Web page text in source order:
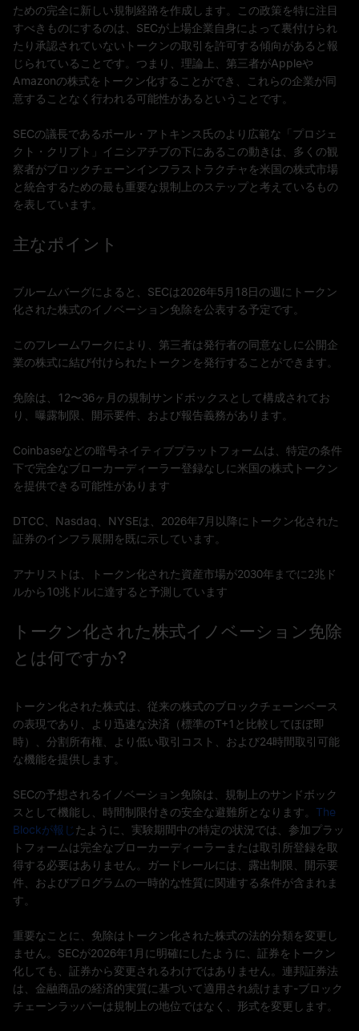
ための完全に新しい規制経路を作成します。この政策を特に注目
すべきものにするのは、SECが上場企業自身によって裏付けられ
たり承認されていないトークンの取引を許可する傾向があると報
じられていることです。つまり、理論上、第三者がAppleや
Amazonの株式をトークン化することができ、これらの企業が同
意することなく行われる可能性があるということです。
SECの議長であるポール・アトキンス氏のより広範な「プロジェ
クト・クリプト」イニシアチブの下にあるこの動きは、多くの観
察者がブロックチェーンインフラストラクチャを米国の株式市場
と統合するための最も重要な規制上のステップと考えているもの
を表しています。
主なポイント
ブルームバーグによると、SECは2026年5月18日の週にトークン
化された株式のイノベーション免除を公表する予定です。
このフレームワークにより、第三者は発行者の同意なしに公開企
業の株式に結び付けられたトークンを発行することができます。
免除は、12〜36ヶ月の規制サンドボックスとして構成されてお
り、曝露制限、開示要件、および報告義務があります。
Coinbaseなどの暗号ネイティブプラットフォームは、特定の条件
下で完全なブローカーディーラー登録なしに米国の株式トークン
を提供できる可能性があります
DTCC、Nasdaq、NYSEは、2026年7月以降にトークン化された
証券のインフラ展開を既に示しています。
アナリストは、トークン化された資産市場が2030年までに2兆ド
ルから10兆ドルに達すると予測しています
トークン化された株式イノベーション免除
とは何ですか?
トークン化された株式は、従来の株式のブロックチェーンベース
の表現であり、より迅速な決済（標準のT+1と比較してほぼ即
時）、分割所有権、より低い取引コスト、および24時間取引可能
な機能を提供します。
SECの予想されるイノベーション免除は、規制上のサンドボック
スとして機能し、時間制限付きの安全な避難所となります。 The
Blockが報じたように、実験期間中の特定の状況では、参加プラッ
トフォームは完全なブローカーディーラーまたは取引所登録を取
得する必要はありません。ガードレールには、露出制限、開示要
件、およびプログラムの一時的な性質に関連する条件が含まれま
す。
重要なことに、免除はトークン化された株式の法的分類を変更し
ません。SECが2026年1月に明確にしたように、証券をトークン
化しても、証券から変更されるわけではありません。連邦証券法
は、金融商品の経済的実質に基づいて適用され続けます-ブロック
チェーンラッパーは規制上の地位ではなく、形式を変更します。